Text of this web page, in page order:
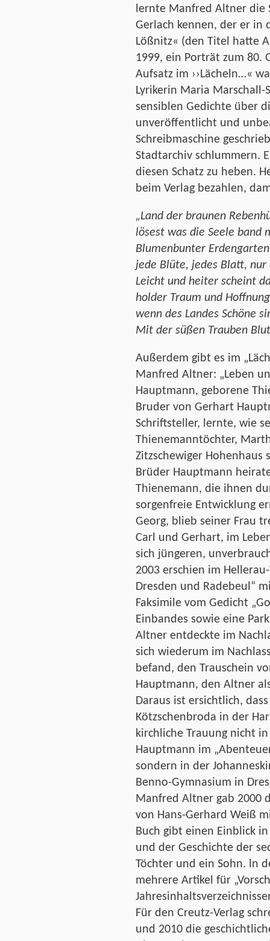
lernte Manfred Altner die
Gerlach kennen, der er in
Lößnitz« (den Titel hatte
1999, ein Porträt zum 80.
Aufsatz im ››Lächeln…«
Lyrikerin Maria
sensiblen Gedichte über
unveröffentlicht und
Schreibmaschine
Stadtarchiv schlummern.
diesen Schatz zu heben.
beim Verlag bezahlen,
„Land der braunen
lösest was die Seele band
Blumenbunter
jede Blüte, jedes Blatt,
Leicht und heiter scheint
holder Traum und
wenn des Landes Schöne
Mit der süßen Trauben
Außerdem gibt es im
Manfred Altner: „Leben
Hauptmann, geborene
Bruder von Gerhart
Schriftsteller, lernte, wie
Thienemanntöchter,
Zitzschewiger Hohenhaus
Brüder Hauptmann
Thienemann, die ihnen
sorgenfreie Entwicklung
Georg, blieb seiner Frau
Carl und Gerhart, im
sich jüngeren,
2003 erschien im
Dresden und Radebeul“
Faksimile vom Gedicht
Einbandes sowie eine
Altner entdeckte im
sich wiederum im
befand, den Trauschein
Hauptmann, den Altner
Daraus ist ersichtlich,
Kötzschenbroda in der
kirchliche Trauung nicht
Hauptmann im
sondern in der
Benno-Gymnasium in
Manfred Altner gab 2000
von Hans-Gerhard Weiß
Buch gibt einen Einblick
und der Geschichte der
Töchter und ein Sohn. ln
mehrere Artikel für
Für den Creutz-Verlag
und 2010 die